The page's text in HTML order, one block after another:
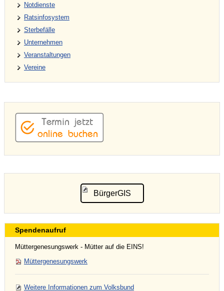
Notdienste
Ratsinfosystem
Sterbefälle
Unternehmen
Veranstaltungen
Vereine
BürgerGIS
Spendenaufruf
Müttergenesungswerk - Mütter auf die EINS!
Müttergenesungswerk
Weitere Informationen zum Volksbund